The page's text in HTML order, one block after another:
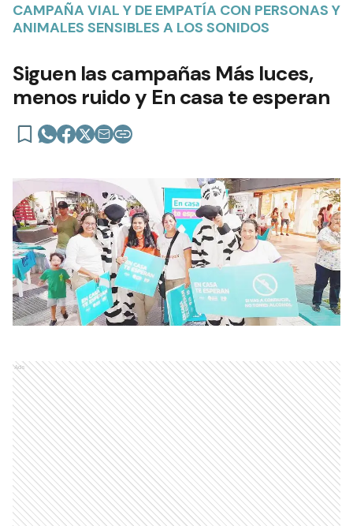
CAMPAÑA VIAL Y DE EMPATÍA CON PERSONAS Y
ANIMALES SENSIBLES A LOS SONIDOS
Siguen las campañas Más luces,
menos ruido y En casa te esperan
Ads